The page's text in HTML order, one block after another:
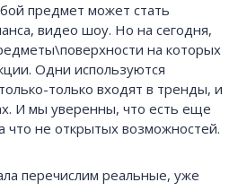
предмет может стать
видео шоу. Но на сегодня,
на которых
Одни используются
только входят в тренды, и
И мы уверенны, что есть еще
что не открытых возможностей.
перечислим реальные, уже